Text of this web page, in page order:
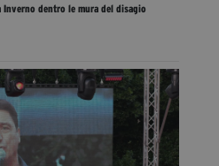
dentro le mura del disagio